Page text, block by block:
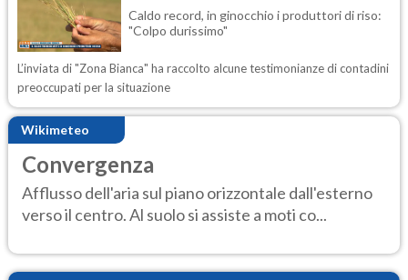
Caldo record, in ginocchio i produttori di riso:
"Colpo durissimo"
L’inviata di "Zona Bianca" ha raccolto alcune testimonianze di contadini
preoccupati per la situazione
Wikimeteo
Convergenza
Afflusso dell'aria sul piano orizzontale dall'esterno
verso il centro. Al suolo si assiste a moti co...